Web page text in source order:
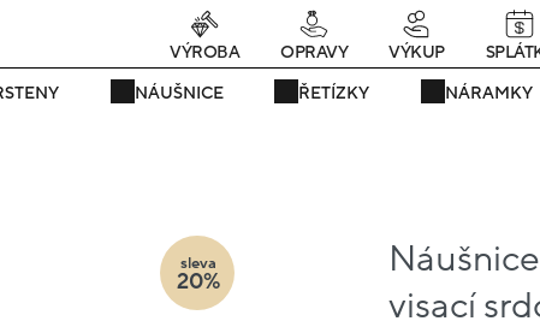
teď! - 20 % na vše! Kód: SRPEN20 23 dní : 18h : 46m : 56s
NÁUŠNICE ŘETÍZKY NÁRAMKY
VÝROBA OPRAVY VÝKUP
visací
sleva
20%